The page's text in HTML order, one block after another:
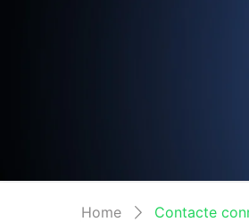
Home Contacte